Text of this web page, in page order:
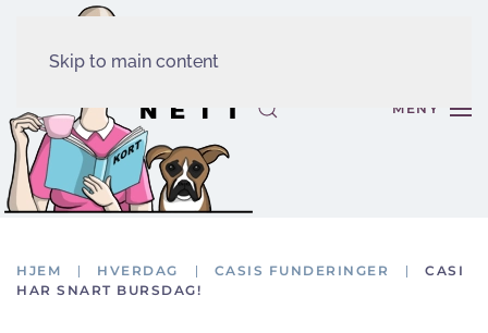
Skip to main content
MENY
HJEM HVERDAG CASIS FUNDERINGER
CASI
HAR SNART BURSDAG!